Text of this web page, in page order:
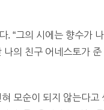
. “그의 시에는 향수가
의 친구 어네스토가 준
모순이 되지 않는다고